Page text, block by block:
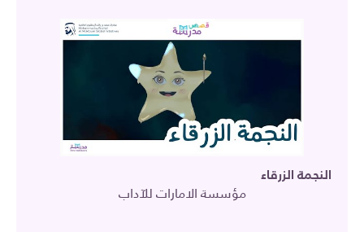
النجمة الزرقاء
مؤسسة الامارات للآداب